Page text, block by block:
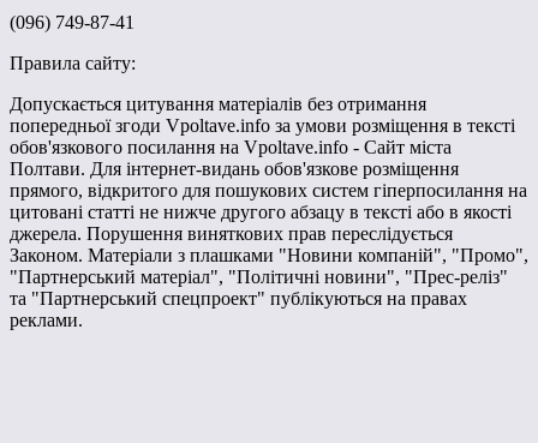
(096) 749-87-41
Правила сайту:
Допускається цитування матеріалів без отримання
попередньої згоди Vpoltave.info за умови розміщення в тексті
обов'язкового посилання на Vpoltave.info - Сайт міста
Полтави. Для інтернет-видань обов'язкове розміщення
прямого, відкритого для пошукових систем гіперпосилання на
цитовані статті не нижче другого абзацу в тексті або в якості
джерела. Порушення виняткових прав переслідується
Законом. Матеріали з плашками "Новини компаній", "Промо",
"Партнерський матеріал", "Політичні новини", "Прес-реліз"
та "Партнерський спецпроект" публікуються на правах
реклами.